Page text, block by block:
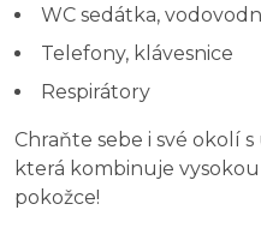
WC sedátka,
Telefony, klávesnice
Respirátory
Chraňte sebe i své okolí
která kombinuje
pokožce!